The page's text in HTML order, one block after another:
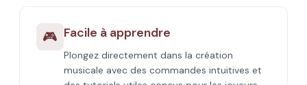
🎮 Facile à apprendre
Plongez directement dans la création
musicale avec des commandes intuitives et